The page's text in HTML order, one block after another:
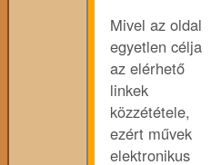
Mivel az oldal
egyetlen célja
az elérhető
linkek
közzététele,
ezért művek
elektronikus